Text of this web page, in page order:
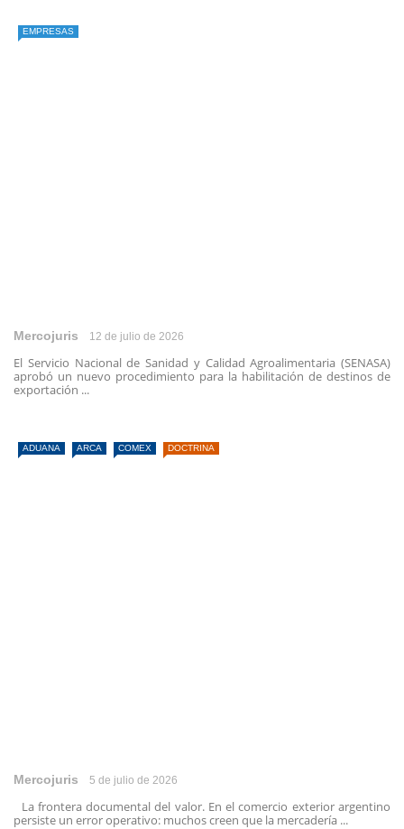
EMPRESAS
Mercojuris 12 de julio de 2026
El Servicio Nacional de Sanidad y Calidad Agroalimentaria (SENASA)
aprobó un nuevo procedimiento para la habilitación de destinos de
exportación ...
ADUANA ARCA COMEX DOCTRINA
Mercojuris 5 de julio de 2026
La frontera documental del valor. En el comercio exterior argentino
persiste un error operativo: muchos creen que la mercadería ...